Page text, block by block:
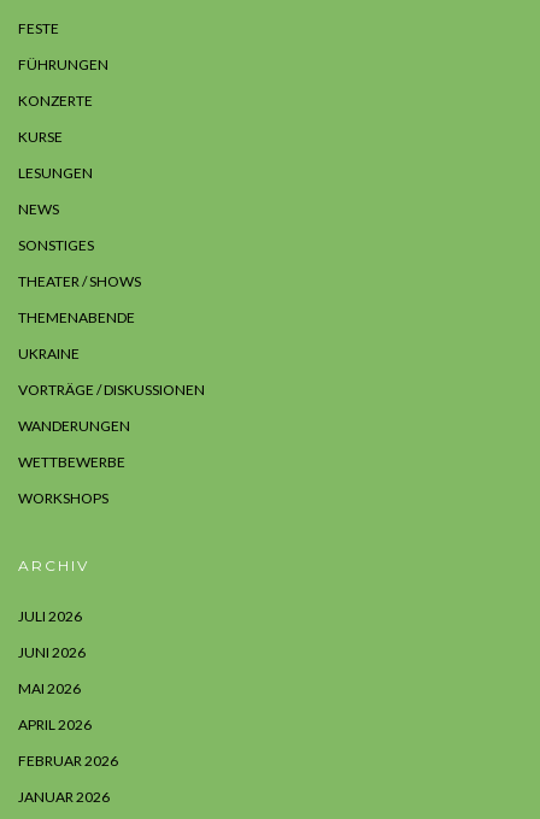
FESTE
FÜHRUNGEN
KONZERTE
KURSE
LESUNGEN
NEWS
SONSTIGES
THEATER / SHOWS
THEMENABENDE
UKRAINE
VORTRÄGE / DISKUSSIONEN
WANDERUNGEN
WETTBEWERBE
WORKSHOPS
ARCHIV
JULI 2026
JUNI 2026
MAI 2026
APRIL 2026
FEBRUAR 2026
JANUAR 2026